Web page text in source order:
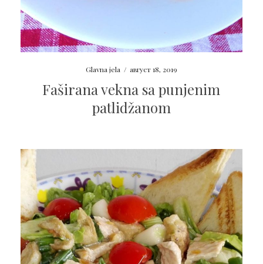
Glavna jela / август 18, 2019
Faširana vekna sa punjenim
patlidžanom